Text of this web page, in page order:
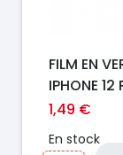
FILM EN
IPHONE 12
1,49 €
En stock